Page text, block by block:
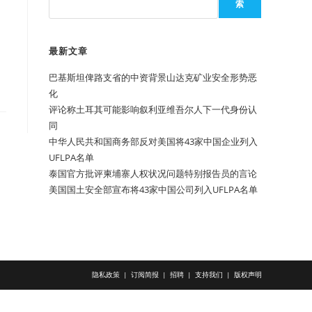
索
最新文章
巴基斯坦俾路支省的中资背景山达克矿业安全形势恶
化
评论称土耳其可能影响叙利亚维吾尔人下一代身份认
同
中华人民共和国商务部反对美国将43家中国企业列入
UFLPA名单
泰国官方批评柬埔寨人权状况问题特别报告员的言论
美国国土安全部宣布将43家中国公司列入UFLPA名单
隐私政策 订阅简报 招聘 支持我们 版权声明